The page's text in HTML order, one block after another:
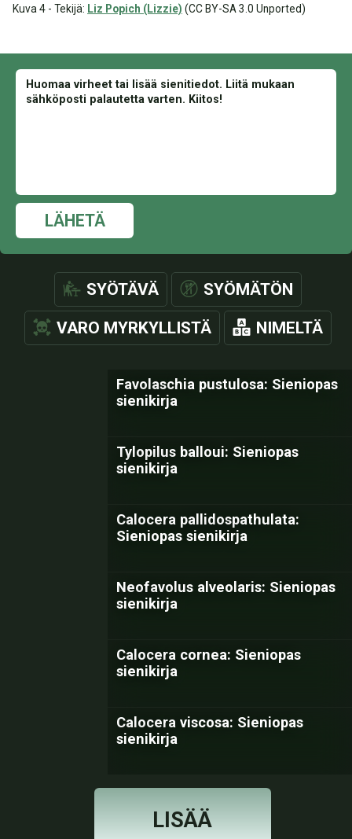
Kuva 4 - Tekijä: Liz Popich (Lizzie) (CC BY-SA 3.0 Unported)
LÄHETÄ
SYÖTÄVÄ SYÖMÄTÖN
VARO MYRKYLLISTÄ NIMELTÄ
Favolaschia pustulosa: Sieniopas
sienikirja
Tylopilus balloui: Sieniopas
sienikirja
Calocera pallidospathulata:
Sieniopas sienikirja
Neofavolus alveolaris: Sieniopas
sienikirja
Calocera cornea: Sieniopas
sienikirja
Calocera viscosa: Sieniopas
sienikirja
LISÄÄ